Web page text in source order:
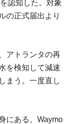
認知した。対象
の正式届出より
アトランタの再
を検知して減速
まう。一度直し
にある。Waymo